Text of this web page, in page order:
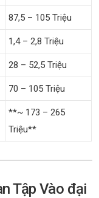
87,5 – 105 Triệu
1,4 – 2,8 Triệu
28 – 52,5 Triệu
70 – 105 Triệu
**~ 173 – 265
Triệu**
Tập Vào đại